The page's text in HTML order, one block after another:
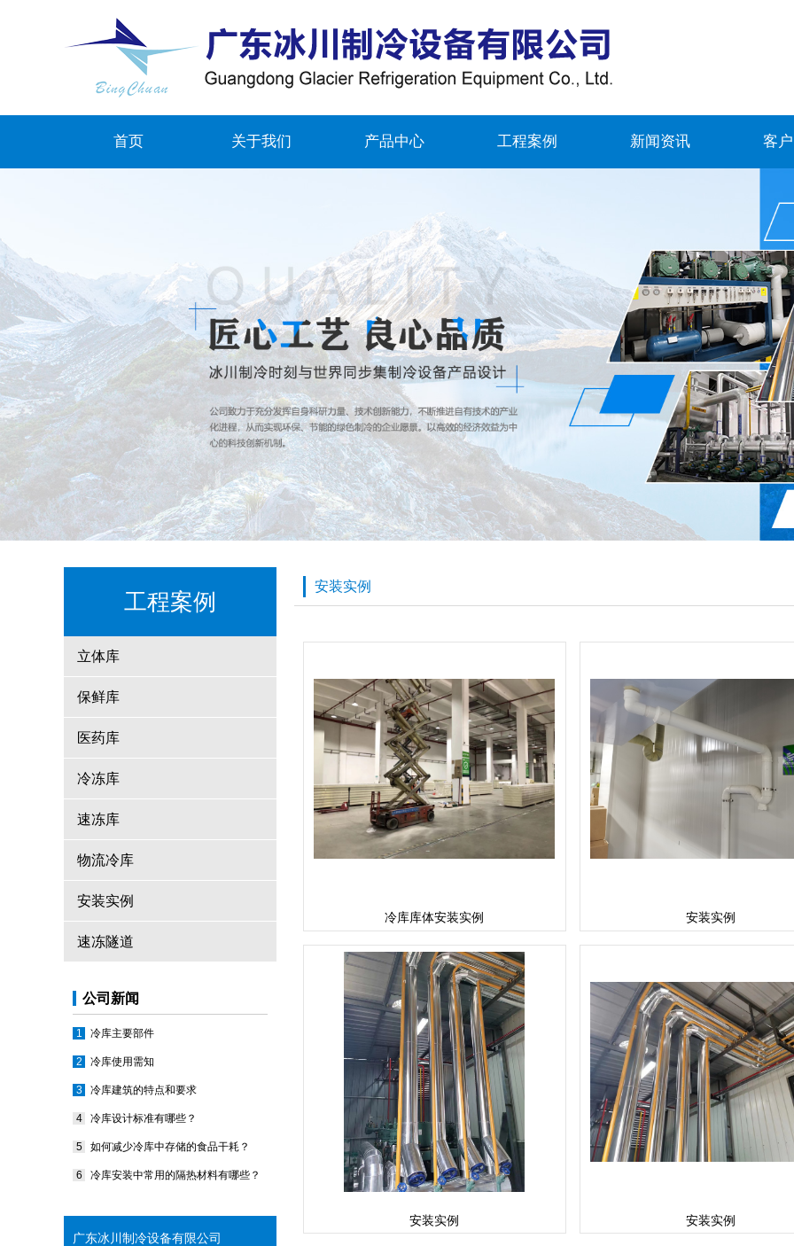
首页 关于我们 产品中心 工程案例 新闻资讯 客
工程案例
立体库
保鲜库
医药库
冷冻库
速冻库
物流冷库
安装实例
速冻隧道
公司新闻
冷库主要部件
冷库使用需知
冷库建筑的特点和要求
冷库设计标准有哪些？
如何减少冷库中存储的食品干耗？
冷库安装中常用的隔热材料有哪些？
广东冰川制冷设备有限公司
安装实例
冷库库体安装实例 安装实例
安装实例 安装实例